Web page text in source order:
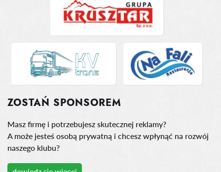
ZOSTAŃ SPONSOREM
Masz firmę i potrzebujesz skutecznej reklamy?
A może jesteś osobą prywatną i chcesz wpłynąć na rozwój
naszego klubu?